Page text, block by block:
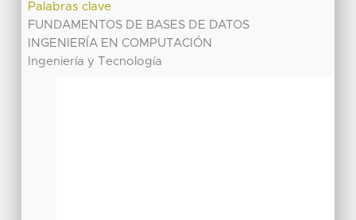
Palabras clave
FUNDAMENTOS DE BASES DE DATOS
INGENIERÍA EN COMPUTACIÓN
Ingeniería y Tecnología